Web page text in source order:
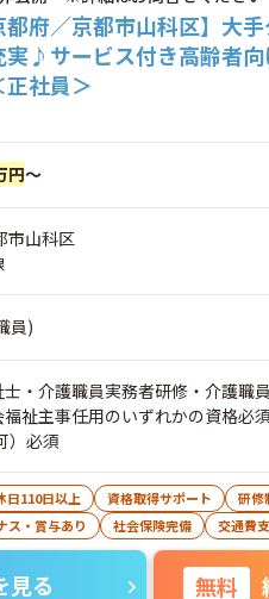
都府／京都市山科区】大
実♪サービス付き高齢者
正社員＞
円～
市山科区
員)
・介護職員実務者研修・介護職
福祉主事任用のいずれかの資格必
）必須
日110日以上 資格取得サポート
研修
ス・賞与あり 社会保険完備 交通費
見る 無料